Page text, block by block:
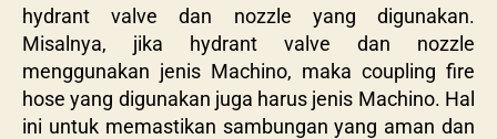
hydrant valve dan nozzle yang digunakan.
Misalnya, jika hydrant valve dan nozzle
menggunakan jenis Machino, maka coupling fire
hose yang digunakan juga harus jenis Machino. Hal
ini untuk memastikan sambungan yang aman dan